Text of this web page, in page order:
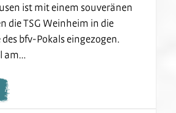
ist mit einem souveränen
die TSG Weinheim in die
bfv-Pokals eingezogen.
am…